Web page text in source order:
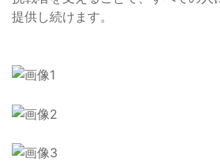
提供し続けます。